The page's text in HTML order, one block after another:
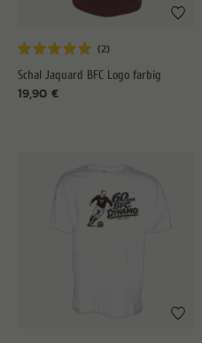
Schal Jaquard BFC Logo farbig
19,90 €